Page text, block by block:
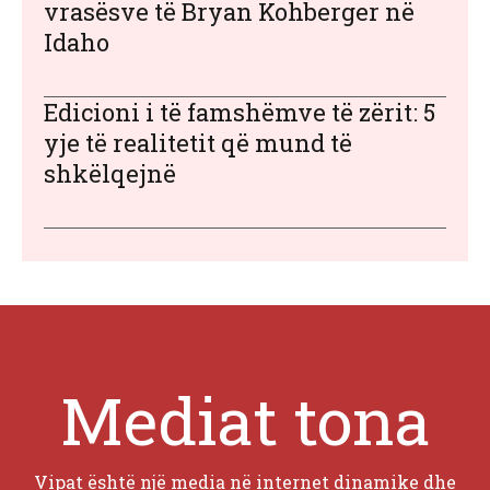
vrasësve të Bryan Kohberger në
Idaho
Edicioni i të famshëmve të zërit: 5
yje të realitetit që mund të
shkëlqejnë
Mediat tona
Vipat është një media në internet dinamike dhe